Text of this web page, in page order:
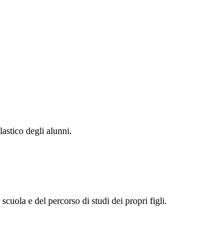
degli alunni.
e del percorso di studi dei propri figli.